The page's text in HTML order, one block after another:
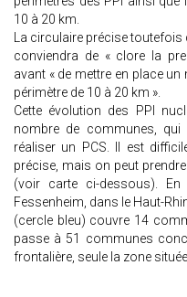
10 à 20 km.
La circulaire précise toutefois
conviendra de « clore la
avant « de mettre en place
périmètre de 10 à 20 km ».
Cette évolution des PPI
nombre de communes,
réaliser un PCS. Il est
précise, mais on peut
(voir carte ci-dessous).
Fessenheim, dans le Haut-
(cercle bleu) couvre 14
passe à 51 communes
frontalière, seule la zone